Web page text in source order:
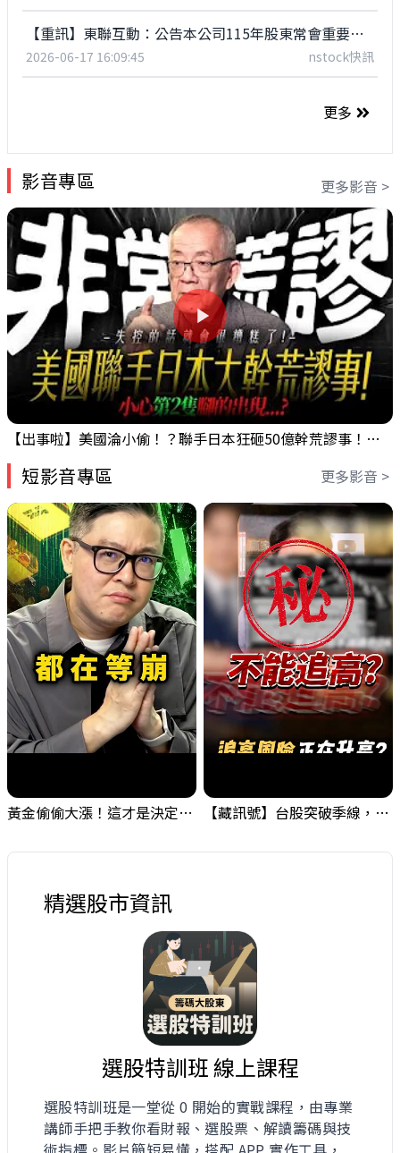
【重訊】東聯互動：公告本公司115年股東常會重要決議事項
2026-06-17 16:09:45 nstock快訊
更多
影音專區 更多影音 >
【出事啦】美國淪小偷！？聯手日本狂砸50億幹荒謬事！美元急殺黃金噴發，外資準備血洗台股！？｜ Mr.永年 李｜ 盤後講股 Mr.永年 李 2026 / 08 / 06
短影音專區 更多影音 >
黃金偷偷大漲！這才是決定台股生死的「真風向球」！｜Mr.Jimmy高志銘 #黃金 #美元指數 #聯準會 【藏訊號】台股突破季線，週一我提醒了這個關鍵訊號
精選股市資訊
選股特訓班 線上課程
選股特訓班是一堂從 0 開始的實戰課程，由專業
講師手把手教你看財報、選股票、解讀籌碼與技